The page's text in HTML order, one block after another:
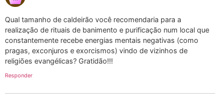
Qual tamanho de caldeirão você recomendaria para a
realização de rituais de banimento e purificação num local que
constantemente recebe energias mentais negativas (como
pragas, exconjuros e exorcismos) vindo de vizinhos de
religiões evangélicas? Gratidão!!!
Responder